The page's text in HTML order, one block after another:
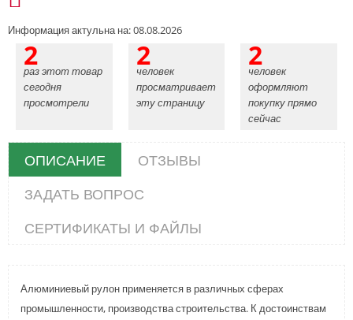
Информация актульна на: 08.08.2026
2
раз этот товар
сегодня
просмотрели
2
человек
просматривает
эту страницу
2
человек
оформляют
покупку прямо
сейчас
ОПИСАНИЕ
ОТЗЫВЫ
ЗАДАТЬ ВОПРОС
СЕРТИФИКАТЫ И ФАЙЛЫ
Алюминиевый рулон применяется в различных сферах
промышленности, производства строительства. К достоинствам